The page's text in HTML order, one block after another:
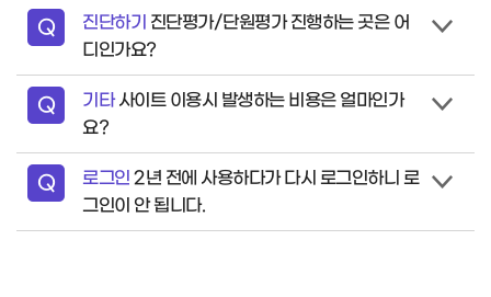
Q질
진단하기
진단평가/단원평가 진행하는 곳은 어
디인가요?
Q질
기타사이트 이용시 발생하는 비용은 얼마인가
요?
Q질
로그인 2년 전에 사용하다가 다시 로그인하니 로
그인이 안 됩니다.